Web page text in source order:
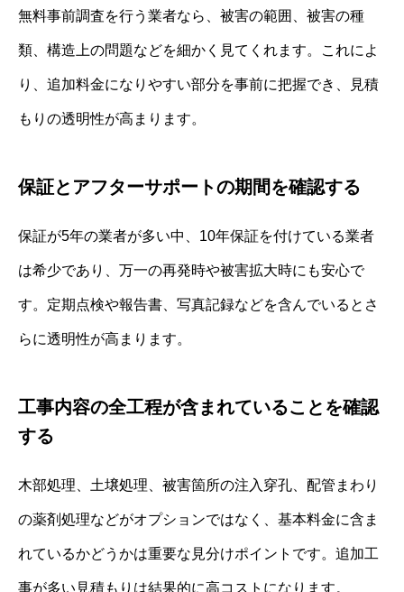
無料事前調査を行う業者なら、被害の範囲、被害の種
類、構造上の問題などを細かく見てくれます。これによ
り、追加料金になりやすい部分を事前に把握でき、見積
もりの透明性が高まります。
保証とアフターサポートの期間を確認する
保証が5年の業者が多い中、10年保証を付けている業者
は希少であり、万一の再発時や被害拡大時にも安心で
す。定期点検や報告書、写真記録などを含んでいるとさ
らに透明性が高まります。
工事内容の全工程が含まれていることを確認
する
木部処理、土壌処理、被害箇所の注入穿孔、配管まわり
の薬剤処理などがオプションではなく、基本料金に含ま
れているかどうかは重要な見分けポイントです。追加工
事が多い見積もりは結果的に高コストになります。